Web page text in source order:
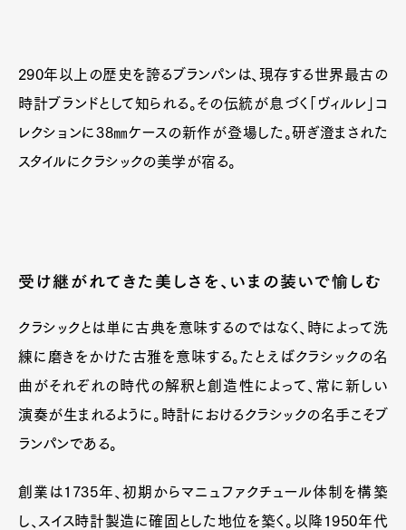
290年以上の歴史を誇るブランパンは、現存する世界最古の
時計ブランドとして知られる。その伝統が息づく「ヴィルレ」コ
レクションに38㎜ケースの新作が登場した。研ぎ澄まされた
スタイルにクラシックの美学が宿る。
受け継がれてきた美しさを、いまの装いで愉しむ
クラシックとは単に古典を意味するのではなく、時によって洗
練に磨きをかけた古雅を意味する。たとえばクラシックの名
曲がそれぞれの時代の解釈と創造性によって、常に新しい
演奏が生まれるように。時計におけるクラシックの名手こそブ
ランパンである。
創業は1735年、初期からマニュファクチュール体制を構築
し、スイス時計製造に確固とした地位を築く。以降1950年代